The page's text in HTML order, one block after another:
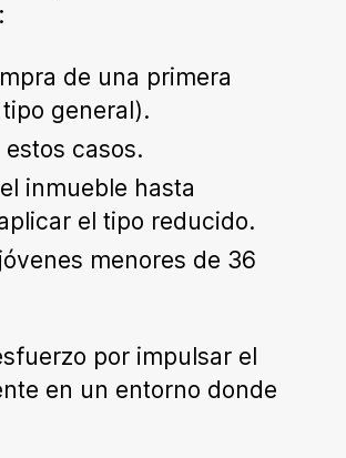
de una primera
general).
casos.
inmueble hasta
el tipo reducido.
menores de 36
por impulsar el
en un entorno donde